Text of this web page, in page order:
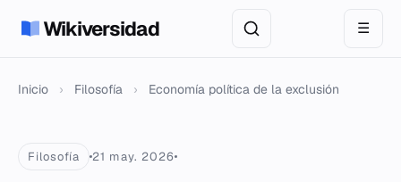
Wikiversidad ☰
Inicio › Filosofía › Economía política de la exclusión
Filosofía 21 may. 2026